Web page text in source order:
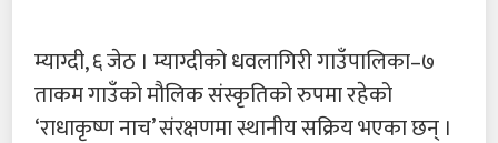
म्याग्दी, ६ जेठ । म्याग्दीको धवलागिरी गाउँपालिका–७
ताकम गाउँको मौलिक संस्कृतिको रुपमा रहेको
‘राधाकृष्ण नाच’ संरक्षणमा स्थानीय सक्रिय भएका छन् ।